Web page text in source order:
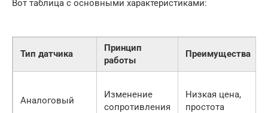
Вот таблица с основными характеристиками:
Тип датчика
Принцип
работы
Преимущества
Аналоговый
Изменение
сопротивления
Низкая цена,
простота